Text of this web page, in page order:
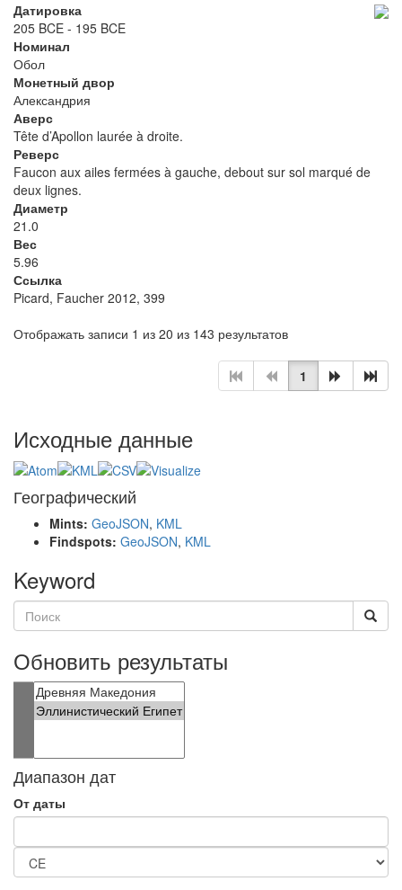
Датировка
205 BCE - 195 BCE
Номинал
Обол
Монетный двор
Александрия
Аверс
Tête d’Apollon laurée à droite.
Реверс
Faucon aux ailes fermées à gauche, debout sur sol marqué de
deux lignes.
Диаметр
21.0
Вес
5.96
Ссылка
Picard, Faucher 2012, 399
Отображать записи 1 из 20 из 143 результатов
1
Исходные данные
Географический
Mints: GeoJSON, KML
Findspots: GeoJSON, KML
Keyword
Обновить результаты
Диапазон дат
От даты